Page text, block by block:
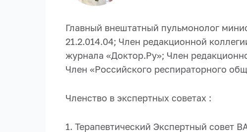
Главный внештатный пульмонолог
21.2.014.04; Член редакционной
журнала «Доктор.Ру»; Член
Член «Российского респираторного
Членство в экспертных советах :
1. Терапевтический Экспертный совет